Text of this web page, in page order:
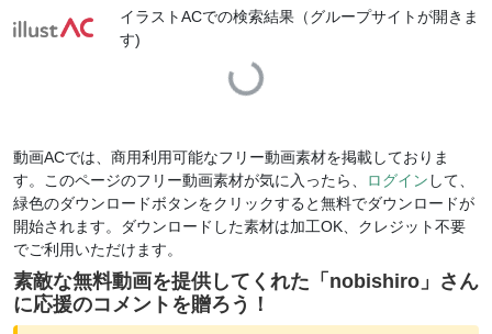
イラストACでの検索結果（グループサイトが開きま
す)
Loading...
動画ACでは、商用利用可能なフリー動画素材を掲載しておりま
す。このページのフリー動画素材が気に入ったら、
ログイン して、
緑色のダウンロードボタンをクリックすると無料でダウンロードが
開始されます。ダウンロードした素材は加工OK、クレジット不要
でご利用いただけます。
素敵な無料動画を提供してくれた「 nobishiro 」さん
に応援のコメントを贈ろう！